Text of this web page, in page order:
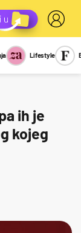
Report
Lifestyle
ih je
kojeg